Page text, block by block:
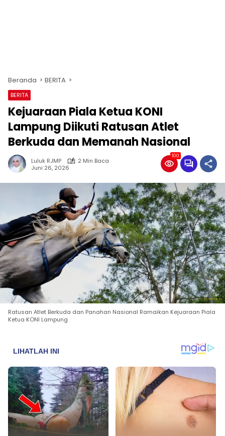
Beranda BERITA
BERITA
Kejuaraan Piala Ketua KONI
Lampung Diikuti Ratusan Atlet
Berkuda dan Memanah Nasional
Luluk RJMP
2 Min Baca
Juni 26, 2026
100
Ratusan Atlet Berkuda dan Panahan Nasional Ramaikan Kejuaraan Piala
Ketua KONI Lampung